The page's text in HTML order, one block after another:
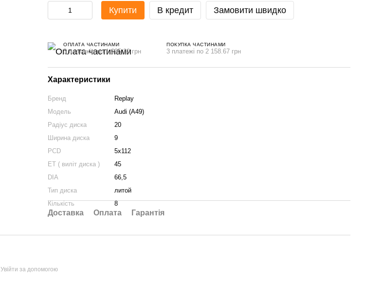
Купити В кредит Замовити швидко
ОПЛАТА ЧАСТИНАМИ
5 платежів по 1 295.20 грн
ПОКУПКА ЧАСТИНАМИ
3 платежі по 2 158.67 грн
Характеристики
Бренд
Replay
Модель
Audi (A49)
Радіус диска
20
Ширина диска
9
PCD
5x112
ET ( виліт диска )
45
DIA
66,5
Тип диска
литой
Кількість
8
Доставка Оплата Гарантія
Увійти за допомогою